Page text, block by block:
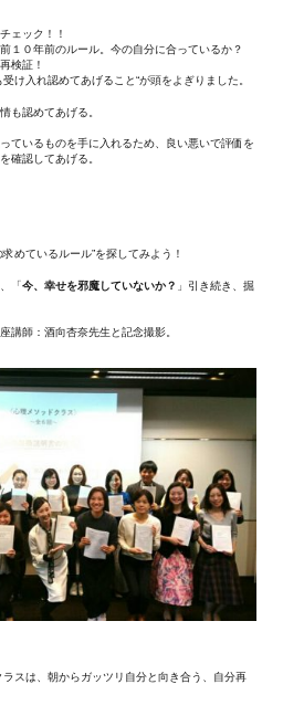
ェック！！
１０年前のルール。今の自分に合っているか？
検証！
け入れ認めてあげること“が頭をよぎりました。
も認めてあげる。
ているものを手に入れるため、良い悪いで評価を
確認してあげる。
めているルール”を探してみよう！
「今、幸せを邪魔していないか？ 」引き続き、掘
講師：酒向杏奈先生と記念撮影。
スは、朝からガッツリ自分と向き合う、自分再